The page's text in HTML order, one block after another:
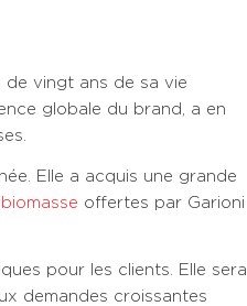
de vingt ans de sa vie
globale du brand, a en
Elle a acquis une grande
offertes par Garioni
pour les clients. Elle sera
demandes croissantes